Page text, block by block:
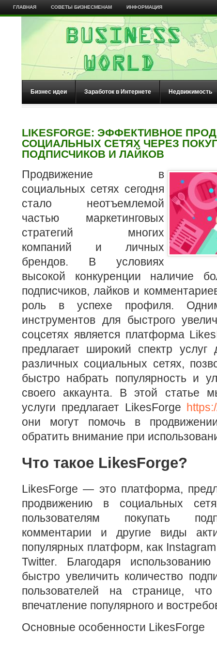
ГЛАВНАЯ СОВЕТЫ БИЗНЕСМЕНАМ ИНФОРМАЦИЯ
Бизнес идеи Заработок в Интернете Недвижимость
LIKESFORGE: ЭФФЕКТИВНОЕ
СОЦИАЛЬНЫХ СЕТЯХ ЧЕРЕЗ
ПОДПИСЧИКОВ И ЛАЙКОВ
Продвижение в
социальных сетях сегодня
стало неотъемлемой
частью маркетинговых
стратегий многих
компаний и личных
брендов. В условиях
высокой конкуренции наличие
подписчиков, лайков и
роль в успехе профиля.
инструментов для быстрого
соцсетях является платформа
предлагает широкий спектр
различных социальных сетях,
быстро набрать популярность и
своего аккаунта. В этой статье
услуги предлагает LikesForge
они могут помочь в
обратить внимание при
Что такое LikesForge?
LikesForge — это платформа,
продвижению в социальных
пользователям покупать
комментарии и другие виды
популярных платформ, как
Twitter. Благодаря
быстро увеличить количество
пользователей на странице, что
впечатление популярного и
Основные особенности LikesForge